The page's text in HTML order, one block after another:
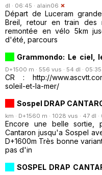
dl · 06:45 · alain06
Départ de Luceram
Breil, retour en train des
remontée en vélo 5km
d'été, parcours
Grammondo: Le ciel,
D+1500 m · 556 vus · 54 dl · 05:35
CR : http://
soleil-et-la-mer/
Sospel DRAP
km · D+1560 m · 1028 vus · 47 dl ·
Encore une belle sortie,
Cantaron jusqu'a Sospel
D+1600m Très bonne
pas d'in
SOSPEL DRAP